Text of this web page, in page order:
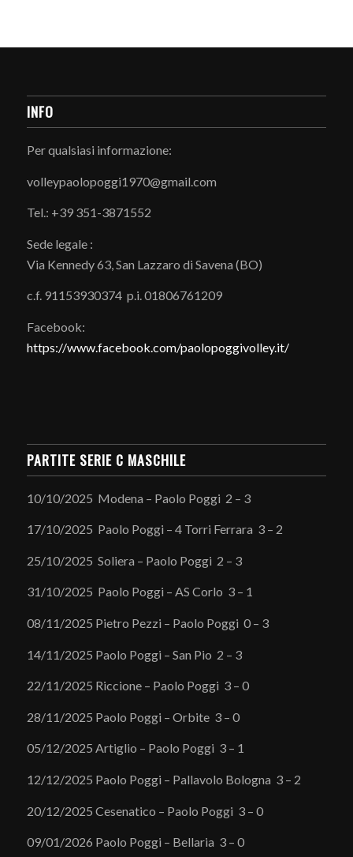
INFO
Per qualsiasi informazione:
volleypaolopoggi1970@gmail.com
Tel.: +39 351-3871552
Sede legale :
Via Kennedy 63, San Lazzaro di Savena (BO)
c.f. 91153930374 p.i. 01806761209
Facebook:
https://www.facebook.com/paolopoggivolley.it/
PARTITE SERIE C MASCHILE
10/10/2025 Modena – Paolo Poggi 2 – 3
17/10/2025 Paolo Poggi – 4 Torri Ferrara 3 – 2
25/10/2025 Soliera – Paolo Poggi 2 – 3
31/10/2025 Paolo Poggi – AS Corlo 3 – 1
08/11/2025 Pietro Pezzi – Paolo Poggi 0 – 3
14/11/2025 Paolo Poggi – San Pio 2 – 3
22/11/2025 Riccione – Paolo Poggi 3 – 0
28/11/2025 Paolo Poggi – Orbite 3 – 0
05/12/2025 Artiglio – Paolo Poggi 3 – 1
12/12/2025 Paolo Poggi – Pallavolo Bologna 3 – 2
20/12/2025 Cesenatico – Paolo Poggi 3 – 0
09/01/2026 Paolo Poggi – Bellaria 3 – 0